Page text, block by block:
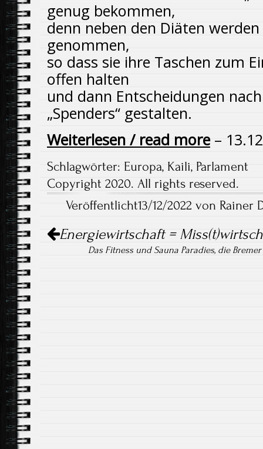
genug bekommen,
denn neben den Diäten werden
genommen,
so dass sie ihre Taschen zum
offen halten
und dann Entscheidungen
„Spenders“ gestalten.
Weiterlesen / read more–
Schlagwörter: Europa, Kaili, Parlament
Copyright 2020. All rights reserved.
Veröffentlicht13/12/2022 von
Navigation
Energiewirtschaft =
Das Fitness und Sauna Paradies, die